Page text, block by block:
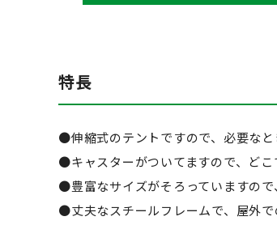
特長
●伸縮式のテントですので、必要なと
●キャスターがついてますので、どこ
●豊富なサイズがそろっていますので
●丈夫なスチールフレームで、屋外で